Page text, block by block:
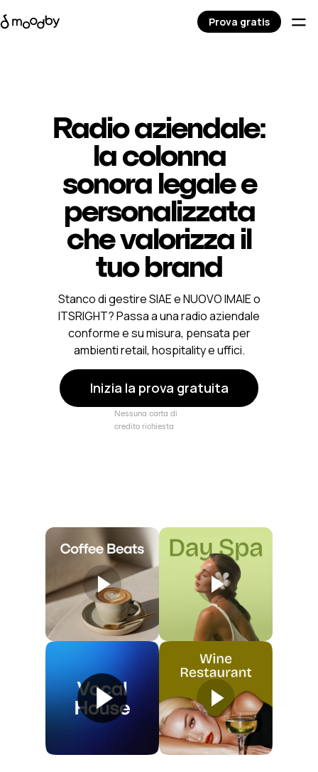
Radio aziendale:
la colonna
sonora legale e
personalizzata
che valorizza il
tuo brand
Stanco di gestire SIAE e NUOVO IMAIE o
ITSRIGHT? Passa a una radio aziendale
conforme e su misura, pensata per
ambienti retail, hospitality e uffici.
Inizia la prova gratuita
Nessuna carta di
credito richiesta
Prova gratis